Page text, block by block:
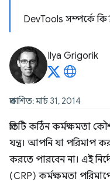
DevTools সম্পর্কে
Ilya Grigorik
প্রকাশিত: মার্চ 31, 2014
প্রতিটি কঠিন কর্মক্ষমতা
যন্ত্র। আপনি যা পরিমাপ
করতে পারবেন না। এই
(CRP) কর্মক্ষমতা